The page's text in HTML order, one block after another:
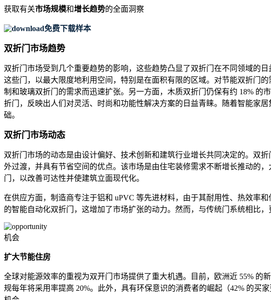
获取有关市场规模和增长趋势的全面洞察
免费下载样本
双折门市场趋势
双折门市场受到几个重要趋势的影响，这些趋势凸显了双折门在不同领域的
这些门，以最大限度地利用空间，特别是在面积有限的区域。对节能双折门
制和玻璃双折门的需求而迅速扩张。另一方面，木质双折门仍保有约 18%
折门，反映出人们对灵活、时尚和功能性解决方案的日益青睐。随着智能家
础。
双折门市场动态
双折门市场的动态是由设计偏好、技术创新和建筑行业增长共同决定的。双
外过渡，并具有节省空间的优点。该市场是由住宅装修需求不断增长推动的
门，以改善可达性并使建筑立面现代化。
在供应方面，制造商专注于铝和 uPVC 等先进材料，由于其耐用性、热效率
的智能自动化双折门，这增加了市场扩张的动力。然而，与传统门系统相比
机会
扩大节能住房
全球对能源效率的重视为双开门市场提供了重大机遇。目前，欧洲近 55%
规每年将采用率提高 20%。此外，具有环保意识的消费者的崛起（42% 的